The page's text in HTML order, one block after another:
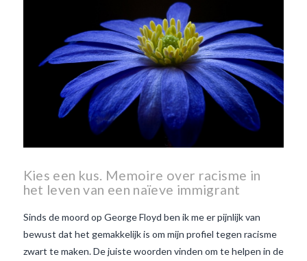
nouveau dag
van Beaujolais Nouveau
is de traditie rond beaujolais
nouveau wat maakt
Beaujolais Nouveau zo
speciaal wat zijn tannines
witte beaujolais nouveau
Kies een kus. Memoire over racisme in
het leven van een naïeve immigrant
Sinds de moord op George Floyd ben ik me er pijnlijk van
bewust dat het gemakkelijk is om mijn profiel tegen racisme
zwart te maken. De juiste woorden vinden om te helpen in de